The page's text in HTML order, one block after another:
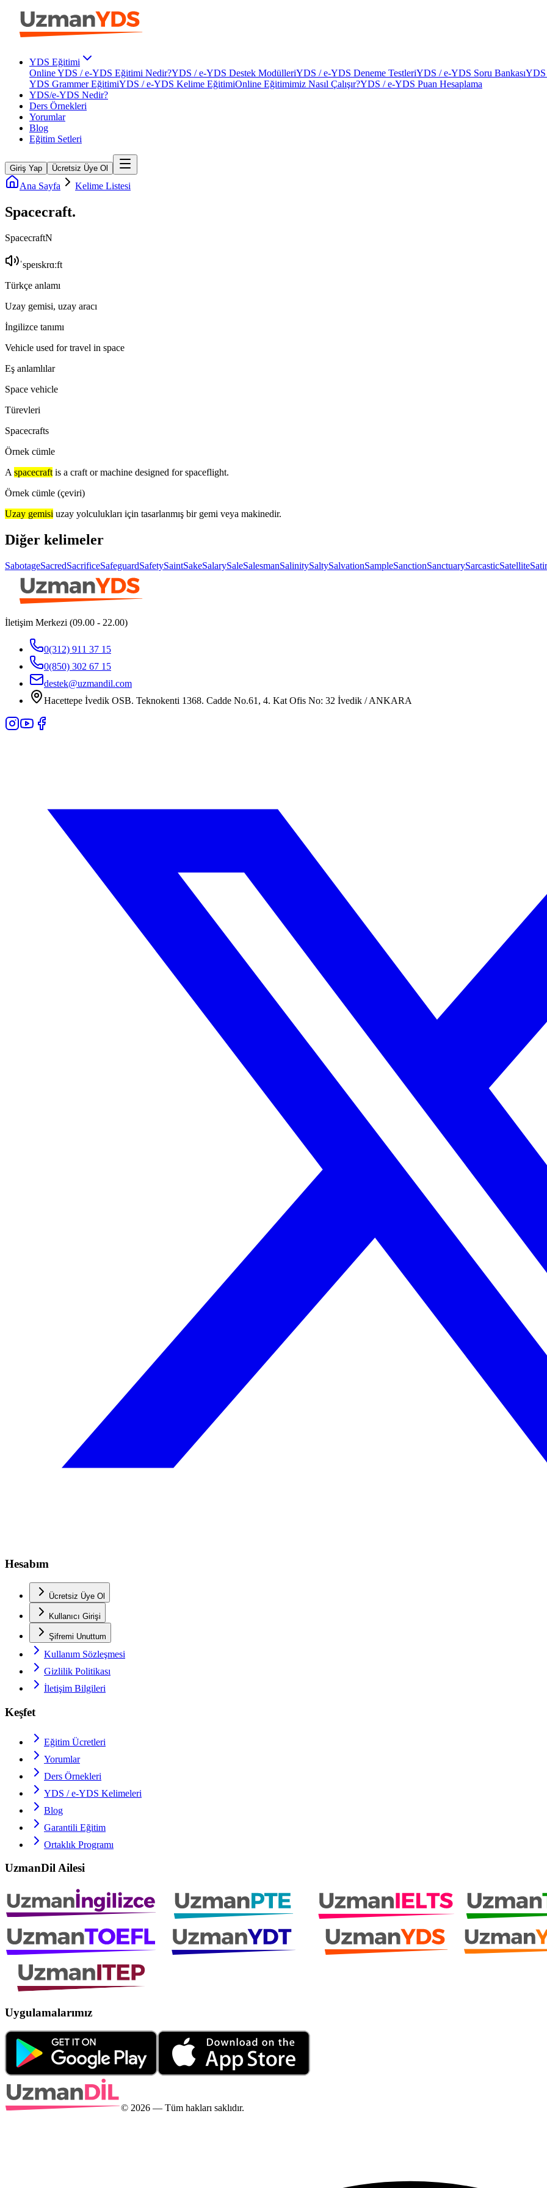
YDS Eğitimi
Online YDS / e-YDS Eğitimi Nedir?YDS / e-YDS Destek ModülleriYDS / e-YDS Deneme TestleriYDS / e-YDS Soru BankasıYDS
YDS Grammer EğitimiYDS / e-YDS Kelime EğitimiOnline Eğitimimiz Nasıl Çalışır?YDS / e-YDS Puan Hesaplama
YDS/e-YDS Nedir?
Ders Örnekleri
Yorumlar
Blog
Eğitim Setleri
Giriş Yap Ücretsiz Üye Ol
Ana Sayfa Kelime Listesi
Spacecraft.
SpacecraftN
ˈspeɪskrɑːft
Türkçe anlamı
Uzay gemisi, uzay aracı
İngilizce tanımı
Vehicle used for travel in space
Eş anlamlılar
Space vehicle
Türevleri
Spacecrafts
Örnek cümle
A spacecraft is a craft or machine designed for spaceflight.
Örnek cümle (çeviri)
Uzay gemisi uzay yolculukları için tasarlanmış bir gemi veya makinedir.
Diğer kelimeler
SabotageSacredSacrificeSafeguardSafetySaintSakeSalarySaleSalesmanSalinitySaltySalvationSampleSanctionSanctuarySarcasticSatellite
İletişim Merkezi (09.00 - 22.00)
0(312) 911 37 15
0(850) 302 67 15
destek@uzmandil.com
Hacettepe İvedik OSB. Teknokenti 1368. Cadde No.61, 4. Kat Ofis No: 32 İvedik / ANKARA
Hesabım
Ücretsiz Üye Ol
Kullanıcı Girişi
Şifremi Unuttum
Kullanım Sözleşmesi
Gizlilik Politikası
İletişim Bilgileri
Keşfet
Eğitim Ücretleri
Yorumlar
Ders Örnekleri
YDS / e-YDS Kelimeleri
Blog
Garantili Eğitim
Ortaklık Programı
UzmanDil Ailesi
Uygulamalarımız
© 2026 — Tüm hakları saklıdır.